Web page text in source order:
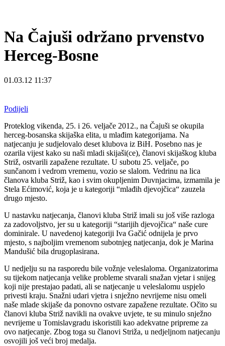
Na Čajuši održano prvenstvo
Herceg-Bosne
01.03.12 11:37
Podijeli
Proteklog vikenda, 25. i 26. veljače 2012., na Čajuši se okupila
herceg-bosanska skijaška elita, u mlađim kategorijama. Na
natjecanju je sudjelovalo deset klubova iz BiH. Posebno nas je
ozarila vijest kako su naši mladi skijaši(ce), članovi skijaškog kluba
Striž, ostvarili zapažene rezultate. U subotu 25. veljače, po
sunčanom i vedrom vremenu, vozio se slalom. Vedrinu na lica
članova kluba Striž, kao i svim okupljenim Duvnjacima, izmamila je
Stela Ećimović, koja je u kategoriji “mlađih djevojčica“ zauzela
drugo mjesto.
U nastavku natjecanja, članovi kluba Striž imali su još više razloga
za zadovoljstvo, jer su u kategoriji “starijih djevojčica“ naše cure
dominirale. U navedenoj kategoriji Iva Gačić odnijela je prvo
mjesto, s najboljim vremenom subotnjeg natjecanja, dok je Marina
Mandušić bila drugoplasirana.
U nedjelju su na rasporedu bile vožnje veleslaloma. Organizatorima
su tijekom natjecanja velike probleme stvarali snažan vjetar i snijeg
koji nije prestajao padati, ali se natjecanje u veleslalomu uspjelo
privesti kraju. Snažni udari vjetra i snježno nevrijeme nisu omeli
naše mlade skijaše da ponovno ostvare zapažene rezultate. Očito su
članovi kluba Striž navikli na ovakve uvjete, te su minulo snježno
nevrijeme u Tomislavgradu iskoristili kao adekvatne pripreme za
ovo natjecanje. Zbog toga su članovi Striža, u nedjeljnom natjecanju
osvojili još veći broj medalja.